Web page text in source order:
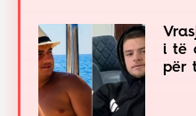
i të
për